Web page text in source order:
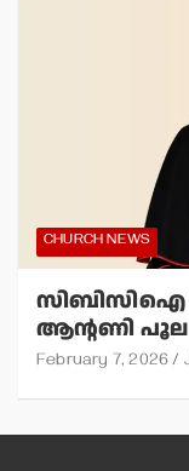
CHURCH NEWS
സിബിസിഐ
ആന്റണി പൂല
February 7, 2026